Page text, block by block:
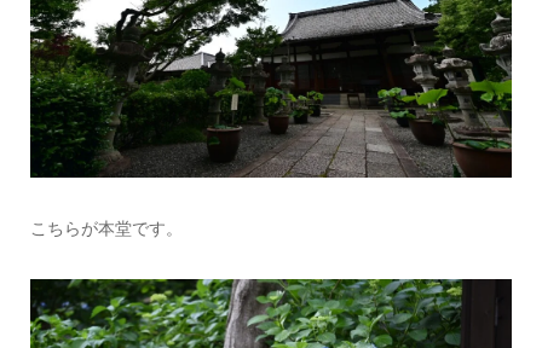
こちらが本堂です。